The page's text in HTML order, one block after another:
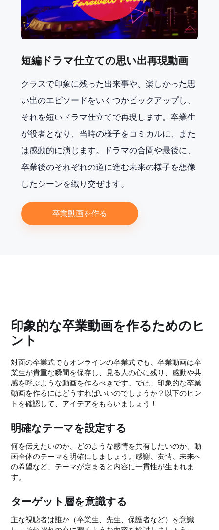
短編ドラマ仕立ての思い出再現動画
クラスで印象に残った出来事や、楽しかった思
い出のエピソードをいくつかピックアップし、
それを短いドラマ仕立てで再現します。卒業生
が役者となり、当時の様子をコミカルに、また
は感動的に演じます。ドラマの合間や最後に、
卒業後のそれぞれの道に進む未来の様子を想像
したシーンを織り交ぜます。
卒業動画を作る
印象的な卒業動画を作るためのヒ
ント
対面の卒業式でもオンラインの卒業式でも、卒業動画は卒
業生が貴重な瞬間を保存し、見る人の心に残り、感動や共
感を呼ぶような動画を作るべきです。では、印象的な卒業
動画を作るにはどうすればいいのでしょうか？以下のヒン
トを確認して、アイデアをもらいましょう！
明確なテーマを設定する
何を伝えたいのか、どのような感情を共有したいのか、動
画全体のテーマを明確にしましょう。感謝、友情、未来へ
の希望など、テーマが定まると内容に一貫性が生まれま
す。
ターゲット層を意識する
主な視聴者は誰か（卒業生、先生、保護者など）を意識